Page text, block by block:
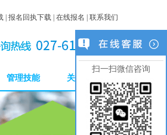
报名回执下载 在线报名 联系我们
训
管理技能 关于我们
扫一扫微信咨询